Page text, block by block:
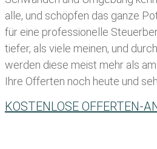
alle, und schöpfen das ganze
für eine professionelle
tiefer, als viele meinen, und
werden diese meist mehr als
Ihre Offerten noch heute und
KOSTENLOSE OFFERTEN-